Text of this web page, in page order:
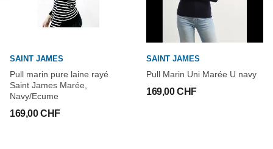
SAINT JAMES
Pull marin pure laine rayé
Saint James Marée,
Navy/Ecume
169,00 CHF
SAINT JAMES
Pull Marin Uni Marée U navy
169,00 CHF